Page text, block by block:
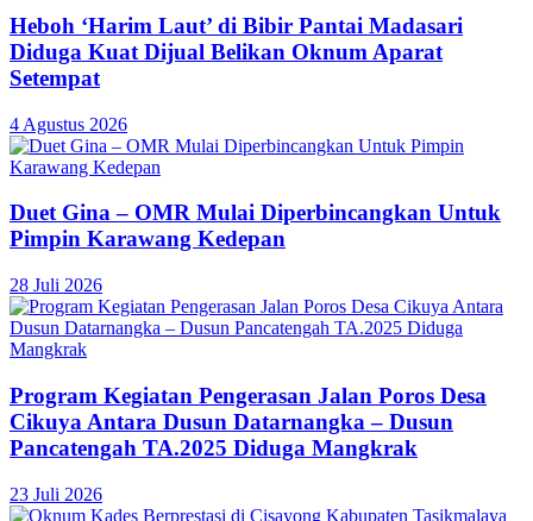
Heboh ‘Harim Laut’ di Bibir Pantai Madasari
Diduga Kuat Dijual Belikan Oknum Aparat
Setempat
4 Agustus 2026
Duet Gina – OMR Mulai Diperbincangkan Untuk
Pimpin Karawang Kedepan
28 Juli 2026
Program Kegiatan Pengerasan Jalan Poros Desa
Cikuya Antara Dusun Datarnangka – Dusun
Pancatengah TA.2025 Diduga Mangkrak
23 Juli 2026